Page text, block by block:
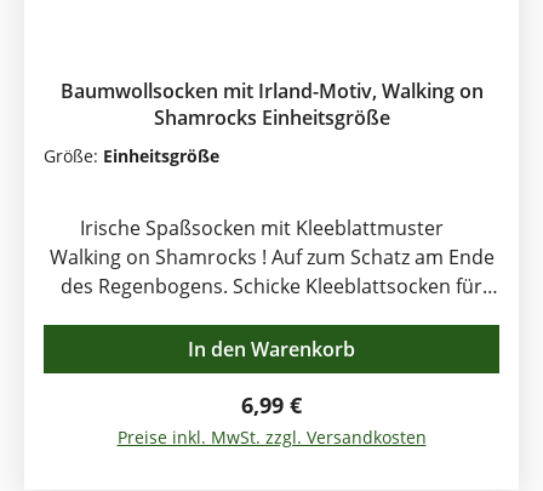
Baumwollsocken mit Irland-Motiv, Walking on
Shamrocks Einheitsgröße
Größe: Einheitsgröße
Irische Spaßsocken mit Kleeblattmuster
Walking on Shamrocks ! Auf zum Schatz am Ende
des Regenbogens. Schicke Kleeblattsocken für
passend für die irische Party oder St. Patrick's
Day Feier. Farbe: Schwarz mit grünen
Regulärer Preis:
6,99 €
Preise inkl. MwSt. zzgl. Versandkosten
In den Warenkorb